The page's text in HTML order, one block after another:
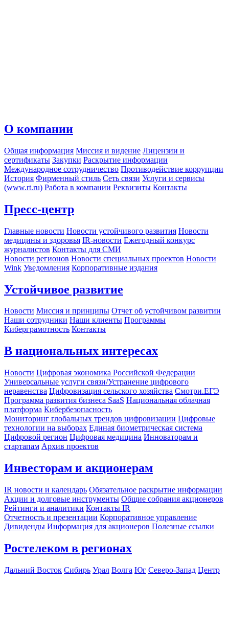
О компании
Общая информация Миссия и видение Лицензии и
сертификаты Закупки Раскрытие информации
Международное сотрудничество Противодействие коррупции
История Фирменный стиль Сеть связи Услуги и сервисы
(www.rt.ru) Работа в компании Реквизиты Контакты
Пресс-центр
Главные новости Новости устойчивого развития Новости
медицины и здоровья IR-новости Ежегодный конкурс
журналистов Контакты для СМИ
Новости регионов Новости специальных проектов Новости
Wink Уведомления Корпоративные издания
Устойчивое развитие
Новости Миссия и принципы Отчет об устойчивом развитии
Наши сотрудники Наши клиенты Программы
Киберграмотность Контакты
В национальных интересах
Новости Цифровая экономика Российской Федерации
Универсальные услуги связи/Устранение цифрового
неравенства Цифровизация сельского хозяйства Смотри.ЕГЭ
Программа развития бизнеса SaaS Национальная облачная
платформа Кибербезопасность
Мониторинг глобальных трендов цифровизации Цифровые
технологии на выборах Единая биометрическая система
Цифровой регион Цифровая медицина Инноваторам и
стартапам Архив проектов
Инвесторам и акционерам
IR новости и календарь Обязательное раскрытие информации
Акции и долговые инструменты Общие собрания акционеров
Рейтинги и аналитики Контакты IR
Отчетность и презентации Корпоративное управление
Дивиденды Информация для акционеров Полезные ссылки
Ростелеком в регионах
Дальний Восток Сибирь Урал Волга Юг Северо-Запад Центр